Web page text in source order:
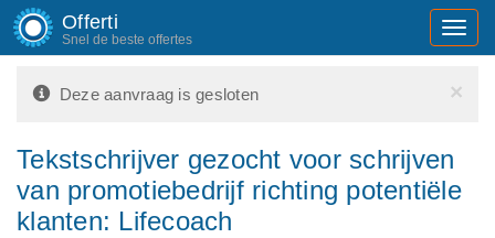
Offerti
Snel de beste offertes
×
Deze aanvraag is gesloten
Tekstschrijver gezocht voor schrijven
van promotiebedrijf richting potentiële
klanten: Lifecoach